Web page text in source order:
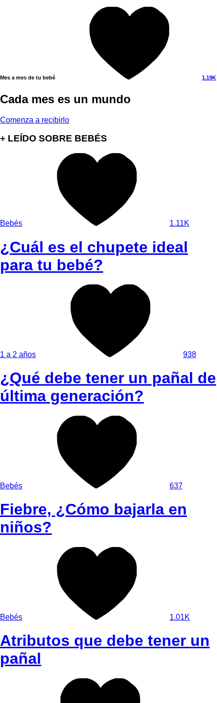
Mes a mes de tu bebé 1.19K
Cada mes es un mundo
Comenza a recibirlo
+ LEÍDO SOBRE BEBÉS
Bebés 1.11K
¿Cuál es el chupete ideal
para tu bebé?
1 a 2 años 938
¿Qué debe tener un pañal de
última generación?
Bebés 637
Fiebre, ¿Cómo bajarla en
niños?
Bebés 1.01K
Atributos que debe tener un
pañal